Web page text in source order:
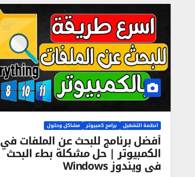
انظمة التشغيل برامج كمبيوتر مشاكل وحلول
أفضل برنامج للبحث عن الملفات في
الكمبيوتر | حل مشكلة بطء البحث
في ويندوز Windows